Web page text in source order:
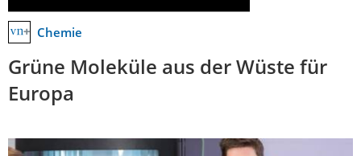
Chemie
Grüne Moleküle aus der Wüste für
Europa